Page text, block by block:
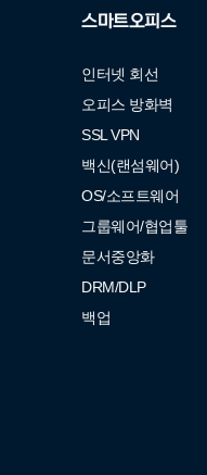
스마트오피스
인터넷 회선
오피스 방화벽
SSL VPN
백신(랜섬웨어)
OS/소프트웨어
그룹웨어/협업툴
문서중앙화
DRM/DLP
백업